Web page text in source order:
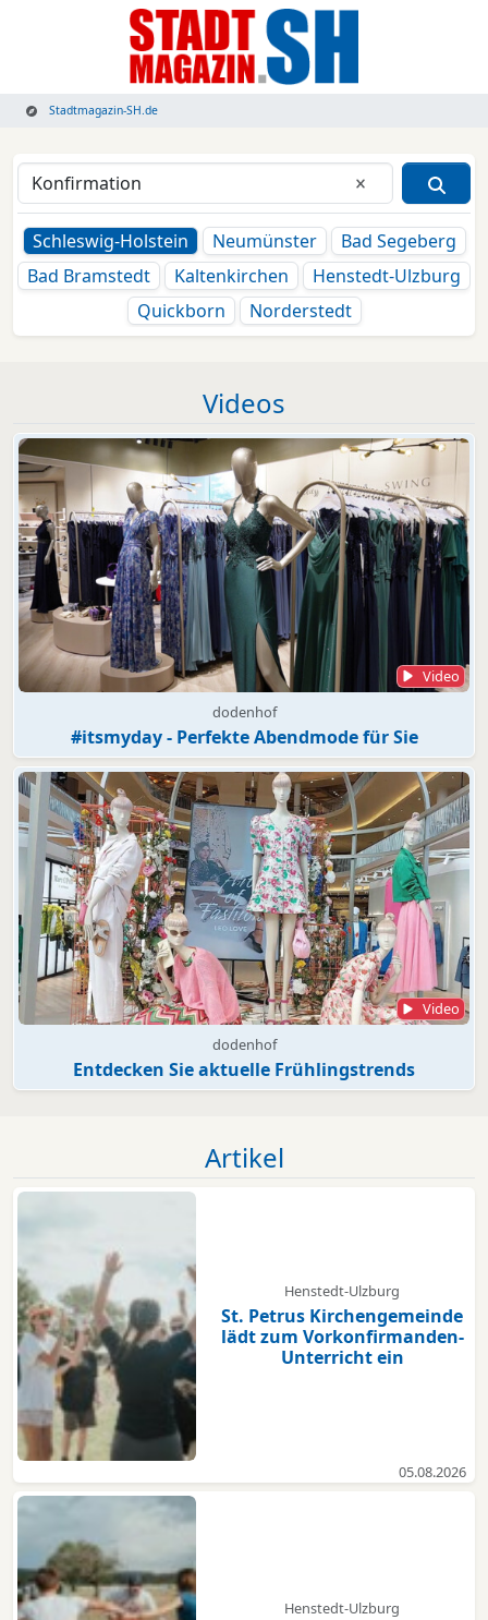
Stadtmagazin-SH.de
Eingabe
Schleswig-Holstein
Neumünster
Bad Segeberg
Bad Bramstedt
Kaltenkirchen
Henstedt-Ulzburg
Quickborn
Norderstedt
Videos
Video
dodenhof
#itsmyday - Perfekte Abendmode für Sie
Video
dodenhof
Entdecken Sie aktuelle Frühlingstrends
Artikel
Henstedt-Ulzburg
St. Petrus Kirchengemeinde
lädt zum Vorkonfirmanden-
Unterricht ein
05.08.2026
Henstedt-Ulzburg